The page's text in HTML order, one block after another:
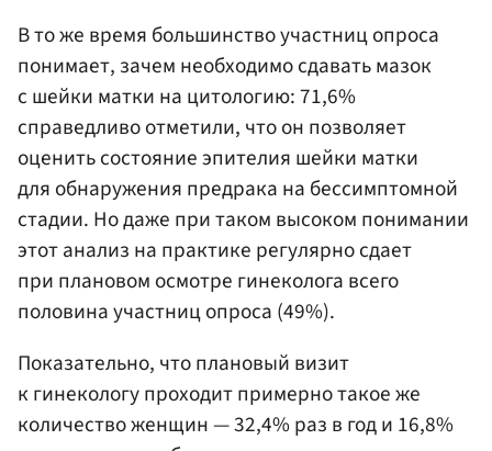
В то же время большинство участниц опроса
понимает, зачем необходимо сдавать мазок
с шейки матки на цитологию: 71,6%
справедливо отметили, что он позволяет
оценить состояние эпителия шейки матки
для обнаружения предрака на бессимптомной
стадии. Но даже при таком высоком понимании
этот анализ на практике регулярно сдает
при плановом осмотре гинеколога всего
половина участниц опроса (49%).
Показательно, что плановый визит
к гинекологу проходит примерно такое же
количество женщин — 32,4% раз в год и 16,8%